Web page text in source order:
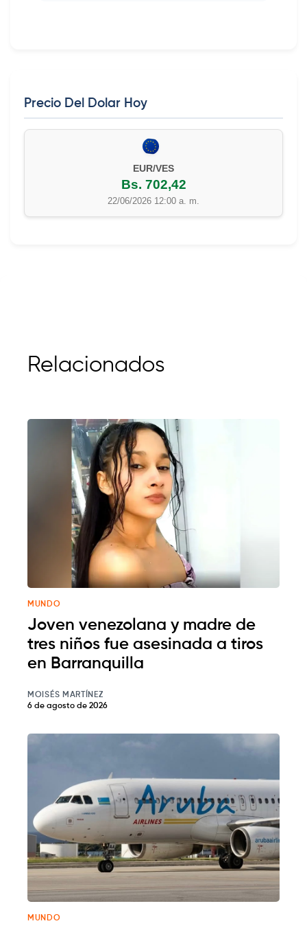
Precio Del Dolar Hoy
EUR/VES
Bs. 702,42
22/06/2026 12:00 a. m.
Relacionados
MUNDO
Joven venezolana y madre de
tres niños fue asesinada a tiros
en Barranquilla
MOISÉS MARTÍNEZ
6 de agosto de 2026
MUNDO